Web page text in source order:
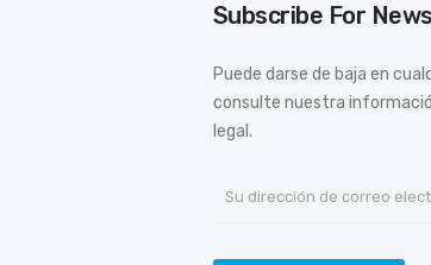
Subscribe For
Puede darse de baja en
consulte nuestra
legal.